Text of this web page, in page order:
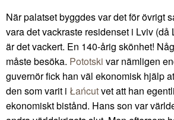
När palatset byggdes var det för övrigt
vara det vackraste residenset i Lviv (då
är det vackert. En 140-årig skönhet!
måste besöka. Pototski var nämligen
guvernör fick han väl ekonomisk hjälp
den som varit i Łańcutvet att han
ekonomiskt bistånd. Hans son var